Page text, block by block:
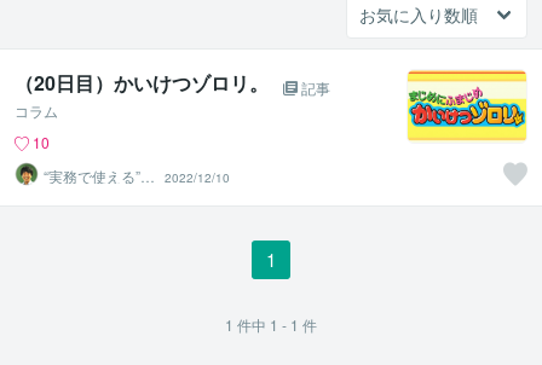
（20日目）かいけつゾロリ。
記事
コラム
10
“実務で使える”改
善パートナー／
かめきち
2022/12/10
1
1 件中 1 - 1 件